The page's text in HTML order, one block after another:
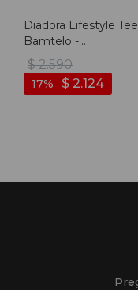
Diadora Lifestyle
Bamtelo -
Marino/blanco -
blanco
$ 2.590
$ 2.124
17